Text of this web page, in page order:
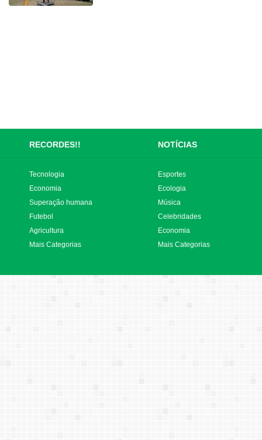
RECORDES!! NOTÍCIAS
Tecnologia
Economia
Superação humana
Futebol
Agricultura
Mais Categorias
Esportes
Ecologia
Música
Celebridades
Economia
Mais Categorias